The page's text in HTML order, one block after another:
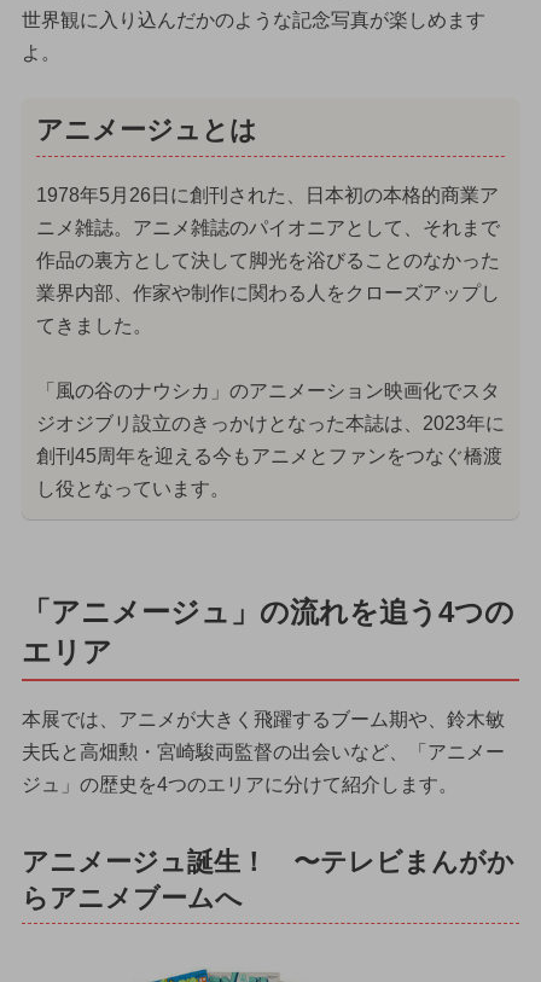
世界観に入り込んだかのような記念写真が楽しめます
よ。
アニメージュとは
1978年5月26日に創刊された、日本初の本格的商業ア
ニメ雑誌。アニメ雑誌のパイオニアとして、それまで
作品の裏方として決して脚光を浴びることのなかった
業界内部、作家や制作に関わる人をクローズアップし
てきました。
「風の谷のナウシカ」のアニメーション映画化でスタ
ジオジブリ設立のきっかけとなった本誌は、2023年に
創刊45周年を迎える今もアニメとファンをつなぐ橋渡
し役となっています。
「アニメージュ」の流れを追う4つの
エリア
本展では、アニメが大きく飛躍するブーム期や、鈴木敏
夫氏と高畑勲・宮崎駿両監督の出会いなど、「アニメー
ジュ」の歴史を4つのエリアに分けて紹介します。
アニメージュ誕生！ 〜テレビまんがか
らアニメブームへ